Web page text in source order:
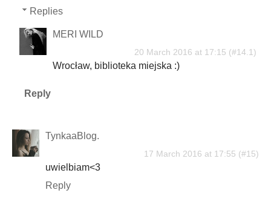
Replies
MERI WILD
20 March 2016 at 17:15
Wrocław, biblioteka miejska :)
Reply
TynkaaBlog.
17 March 2016 at 17:55
uwielbiam<3
Reply